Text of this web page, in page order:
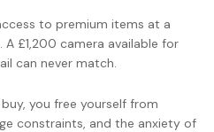
to premium items at a
£1,200 camera available for
can never match.
you free yourself from
constraints, and the anxiety of